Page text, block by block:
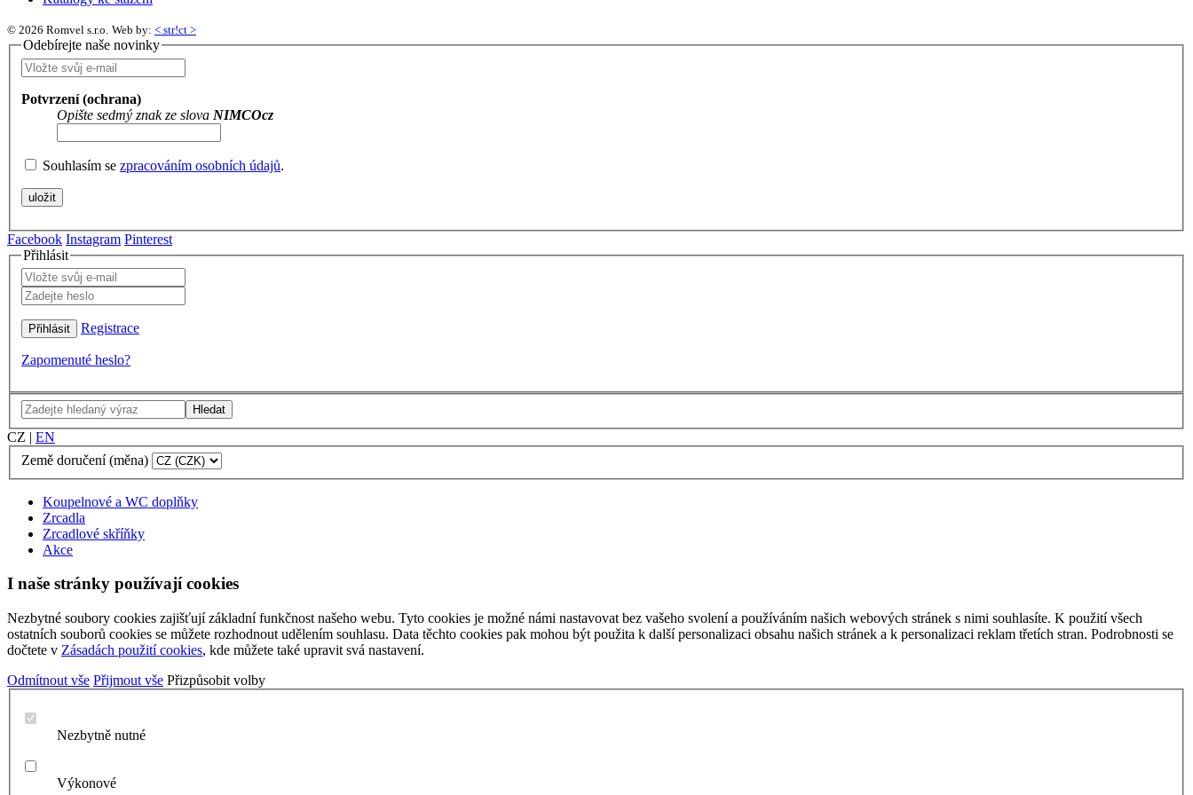
© 2026 Romvel s.r.o. Web by: < str!ct >
Odebírejte naše novinky
Potvrzení (ochrana)
Opište sedmý znak ze slova NIMCOcz
Souhlasím se zpracováním osobních údajů.
Facebook Instagram Pinterest
Přihlásit
Registrace
Zapomenuté heslo?
Hledat
CZ | EN
Země doručení (měna)
Koupelnové a WC doplňky
Zrcadla
Zrcadlové skříňky
Akce
I naše stránky používají cookies
Nezbytné soubory cookies zajišťují základní funkčnost našeho webu. Tyto cookies je možné námi nastavovat bez vašeho svolení a používáním našich webových stránek s nimi souhlasíte. K použití všech
ostatních souborů cookies se můžete rozhodnout udělením souhlasu. Data těchto cookies pak mohou být použita k další personalizaci obsahu našich stránek a k personalizaci reklam třetích stran. Podrobnosti se
dočtete v Zásadách použití cookies, kde můžete také upravit svá nastavení.
Odmítnout vše Přijmout vše Přizpůsobit volby
Nezbytně nutné
Výkonové